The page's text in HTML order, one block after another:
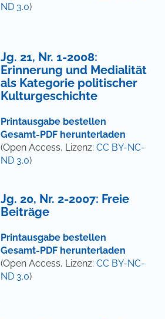
ND 3.0)
Jg. 21, Nr. 1-2008:
Erinnerung und Medialität
als Kategorie politischer
Kulturgeschichte
Printausgabe bestellen
Gesamt-PDF herunterladen
(Open Access, Lizenz: CC BY-NC-
ND 3.0)
Jg. 20, Nr. 2-2007: Freie
Beiträge
Printausgabe bestellen
Gesamt-PDF herunterladen
(Open Access, Lizenz: CC BY-NC-
ND 3.0)